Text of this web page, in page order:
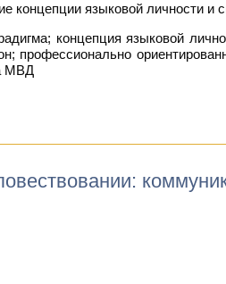
концепции языковой личности
концепция языковой
профессионально
МВД